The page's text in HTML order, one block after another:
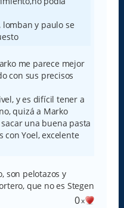
lomban y paulo se
me parece mejor
con sus precisos
y es difícil tener a
quizá a Marko
una buena pasta
con Yoel, excelente
son pelotazos y
que no es Stegen
0x